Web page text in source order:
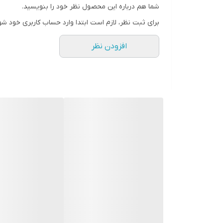
شما هم درباره این محصول نظر خود را بنویسید.
برای ثبت نظر، لازم است ابتدا وارد حساب کاربری خود
افزودن نظر